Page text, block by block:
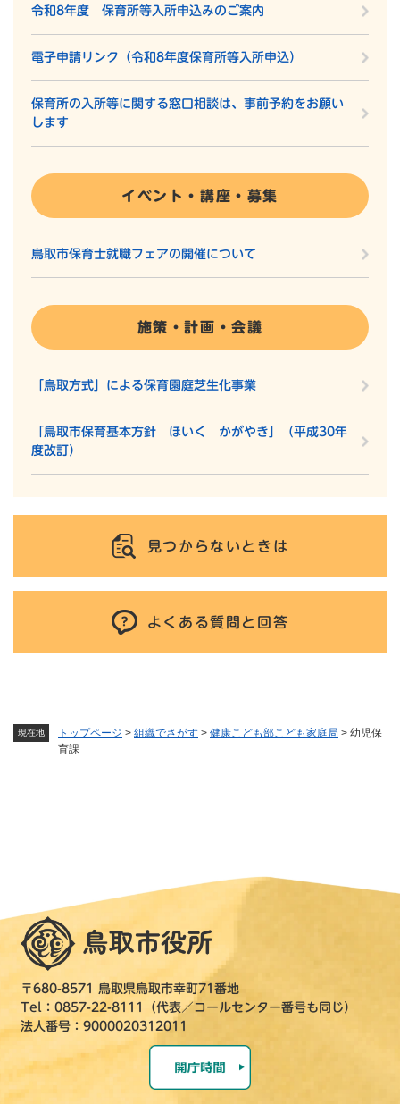
現在地 トップページ > 組織でさがす > 健康こども部こども家庭局 > 幼児保
育課
令和8年度 保育所等入所申込みのご案内
電子申請リンク（令和8年度保育所等入所申込）
保育所の入所等に関する窓口相談は、事前予約をお願い
します
イベント・講座・募集
鳥取市保育士就職フェアの開催について
施策・計画・会議
「鳥取方式」による保育園庭芝生化事業
「鳥取市保育基本方針 ほいく かがやき」（平成30年
度改訂）
見つからないときは
よくある質問と回答
〒680-8571 鳥取県鳥取市幸町71番地
Tel：0857-22-8111（代表／コールセンター番号も同じ）
法人番号：9000020312011